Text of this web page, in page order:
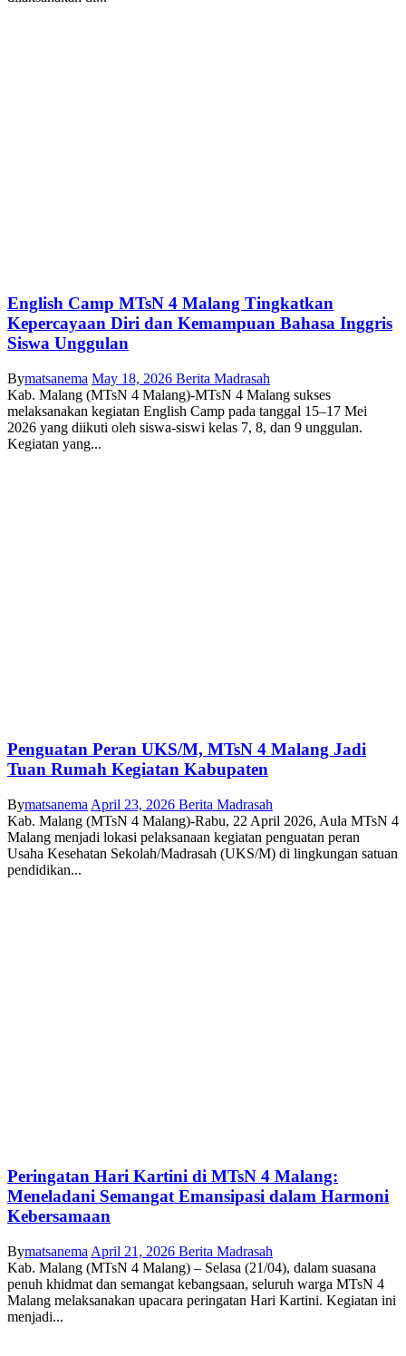
English Camp MTsN 4 Malang Tingkatkan
Kepercayaan Diri dan Kemampuan Bahasa Inggris
Siswa Unggulan
Bymatsanema May 18, 2026 Berita Madrasah
Kab. Malang (MTsN 4 Malang)-MTsN 4 Malang sukses
melaksanakan kegiatan English Camp pada tanggal 15–17 Mei
2026 yang diikuti oleh siswa-siswi kelas 7, 8, dan 9 unggulan.
Kegiatan yang...
Penguatan Peran UKS/M, MTsN 4 Malang Jadi
Tuan Rumah Kegiatan Kabupaten
Bymatsanema April 23, 2026 Berita Madrasah
Kab. Malang (MTsN 4 Malang)-Rabu, 22 April 2026, Aula MTsN 4
Malang menjadi lokasi pelaksanaan kegiatan penguatan peran
Usaha Kesehatan Sekolah/Madrasah (UKS/M) di lingkungan satuan
pendidikan...
Peringatan Hari Kartini di MTsN 4 Malang:
Meneladani Semangat Emansipasi dalam Harmoni
Kebersamaan
Bymatsanema April 21, 2026 Berita Madrasah
Kab. Malang (MTsN 4 Malang) – Selasa (21/04), dalam suasana
penuh khidmat dan semangat kebangsaan, seluruh warga MTsN 4
Malang melaksanakan upacara peringatan Hari Kartini. Kegiatan ini
menjadi...